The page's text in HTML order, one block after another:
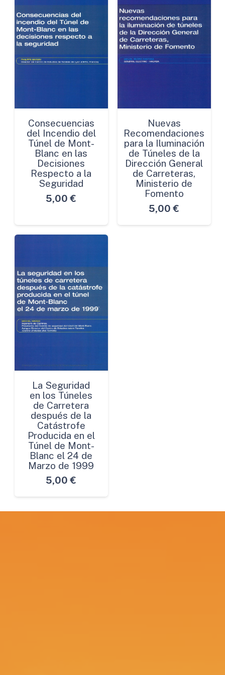
Consecuencias
del Incendio del
Túnel de Mont-
Blanc en las
Decisiones
Respecto a la
Seguridad
5,00 €
Nuevas
Recomendaciones
para la Iluminación
de Túneles de la
Dirección General
de Carreteras,
Ministerio de
Fomento
5,00 €
La Seguridad
en los Túneles
de Carretera
después de la
Catástrofe
Producida en el
Túnel de Mont-
Blanc el 24 de
Marzo de 1999
5,00 €